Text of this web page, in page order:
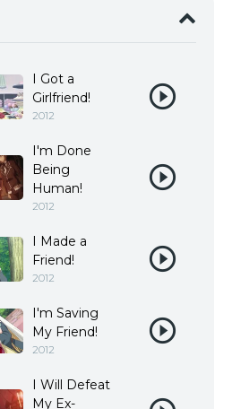
I Got a
Girlfriend!
2012
I'm Done
Being
Human!
2012
I Made a
Friend!
2012
I'm Saving
My Friend!
2012
I Will Defeat
My Ex-